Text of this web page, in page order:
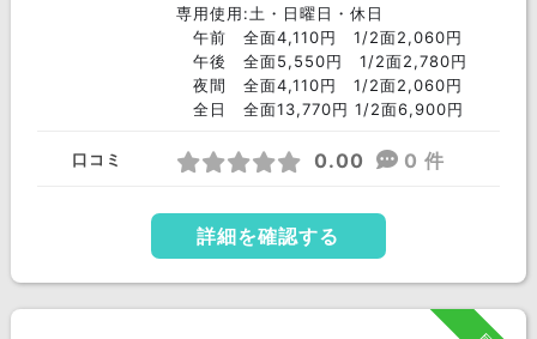
専用使用:土・日曜日・休日
午前 全面4,110円 1/2面2,060円
午後 全面5,550円 1/2面2,780円
夜間 全面4,110円 1/2面2,060円
全日 全面13,770円 1/2面6,900円
口コミ 0.00 0 件
詳細を確認する